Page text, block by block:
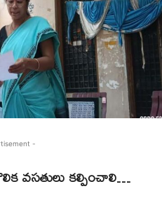
-
వసతులు కల్పించాలి…